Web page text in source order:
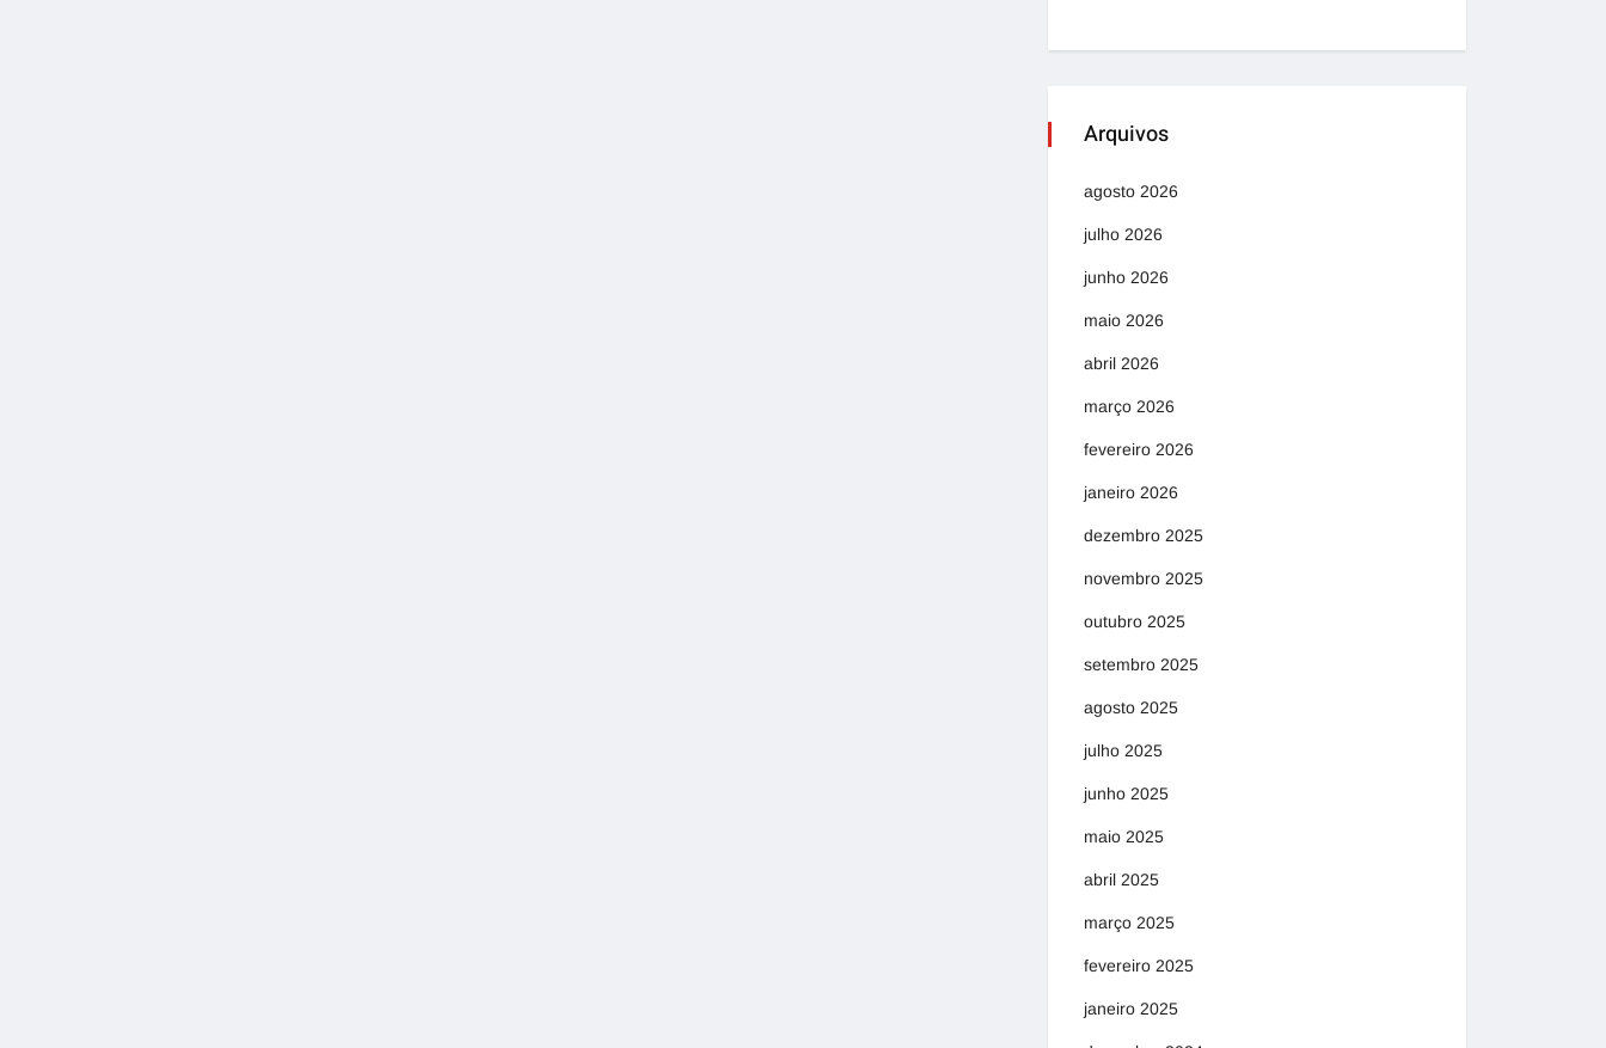
Arquivos
agosto 2026
julho 2026
junho 2026
maio 2026
abril 2026
março 2026
fevereiro 2026
janeiro 2026
dezembro 2025
novembro 2025
outubro 2025
setembro 2025
agosto 2025
julho 2025
junho 2025
maio 2025
abril 2025
março 2025
fevereiro 2025
janeiro 2025